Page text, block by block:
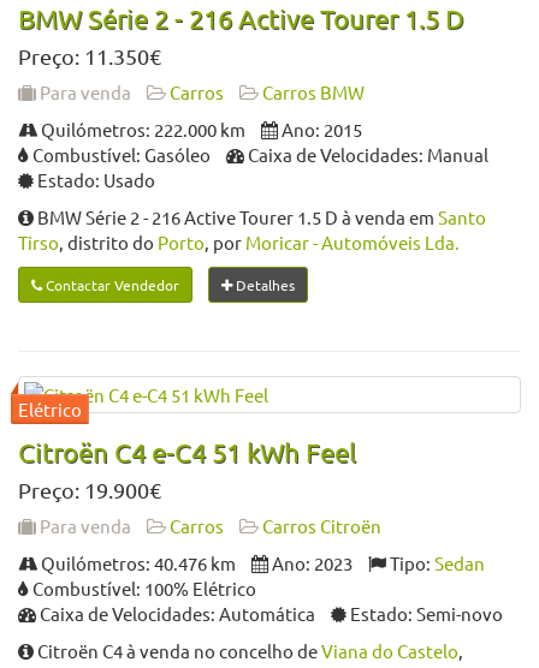
BMW Série 2 - 216 Active Tourer 1.5 D
Preço: 11.350€
Para venda Carros
Carros BMW
Quilómetros: 222.000 km
Ano: 2015
Combustível: Gasóleo
Caixa de Velocidades: Manual
Estado: Usado
BMW Série 2 - 216 Active Tourer 1.5 D à venda em Santo
Tirso, distrito do Porto, por Moricar - Automóveis Lda.
Contactar Vendedor Detalhes
Citroën C4 e-C4 51 kWh Feel
Preço: 19.900€
Para venda Carros
Carros Citroën
Quilómetros: 40.476 km
Ano: 2023 Tipo: Sedan
Combustível: 100% Elétrico
Caixa de Velocidades: Automática
Estado: Semi-novo
Citroën C4 à venda no concelho deViana do Castelo,